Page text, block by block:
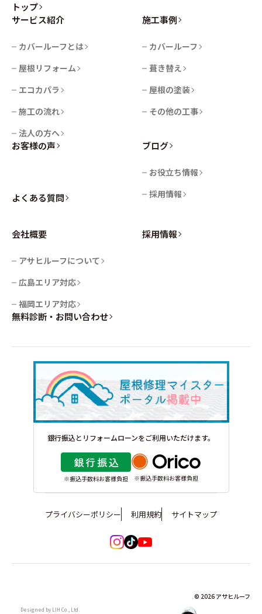
トップ
サービス紹介
カバールーフとは
屋根リフォーム
エコカパラ
施工の流れ
法人の方へ
施工事例
カバールーフ
葺き替え
屋根の塗装
その他の工事
お客様の声
よくある質問
ブログ
お役立ち情報
採用情報
会社概要
アサヒルーフについて
広島エリア対応
福岡エリア対応
採用情報
無料診断・お問い合わせ
プライバシーポリシー 利用規約 サイトマップ
イ tiktokyoutube
銀行振込とリフォームローンをご利用いただけます。
※振込手数料お客様負担 ※振込手数料お客様負担
© 2026 アサヒルーフ
Designed by LIH Co., Ltd.